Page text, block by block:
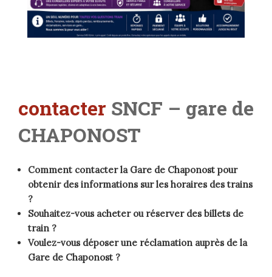
contacter SNCF – gare de
CHAPONOST
Comment contacter la Gare de Chaponost pour
obtenir des informations sur les horaires des trains
?
Souhaitez-vous acheter ou réserver des billets de
train ?
Voulez-vous déposer une réclamation auprès de la
Gare de Chaponost ?